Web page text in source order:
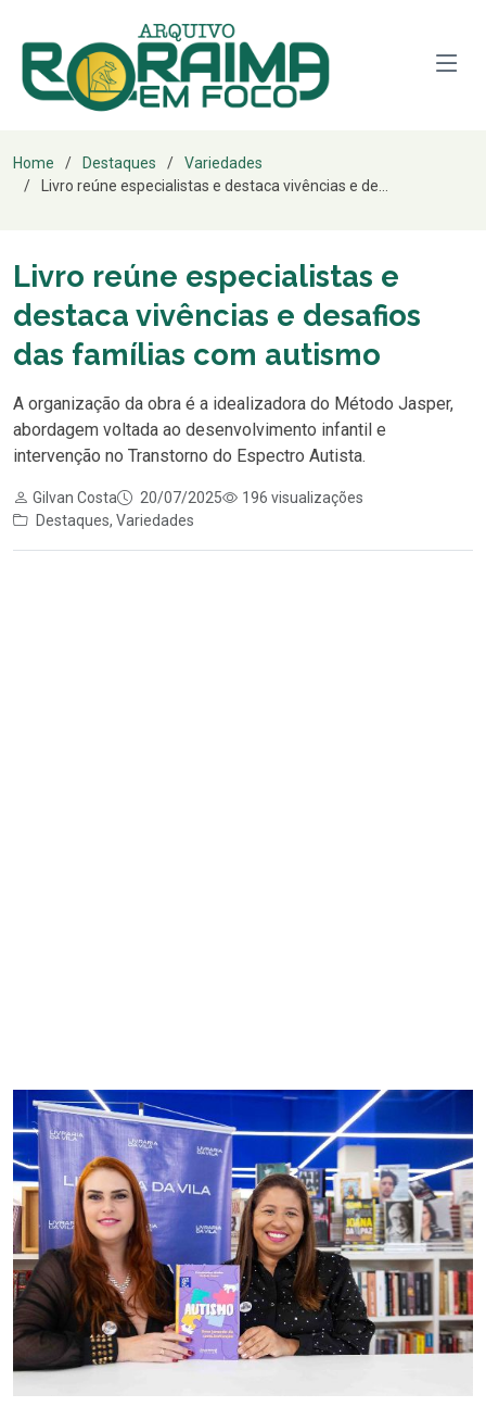
Home Destaques
Variedades
Livro reúne especialistas e destaca vivências e de...
Livro reúne especialistas e
destaca vivências e desafios
das famílias com autismo
A organização da obra é a idealizadora do Método Jasper,
abordagem voltada ao desenvolvimento infantil e
intervenção no Transtorno do Espectro Autista.
Gilvan Costa 20/07/2025
196 visualizações
Destaques, Variedades